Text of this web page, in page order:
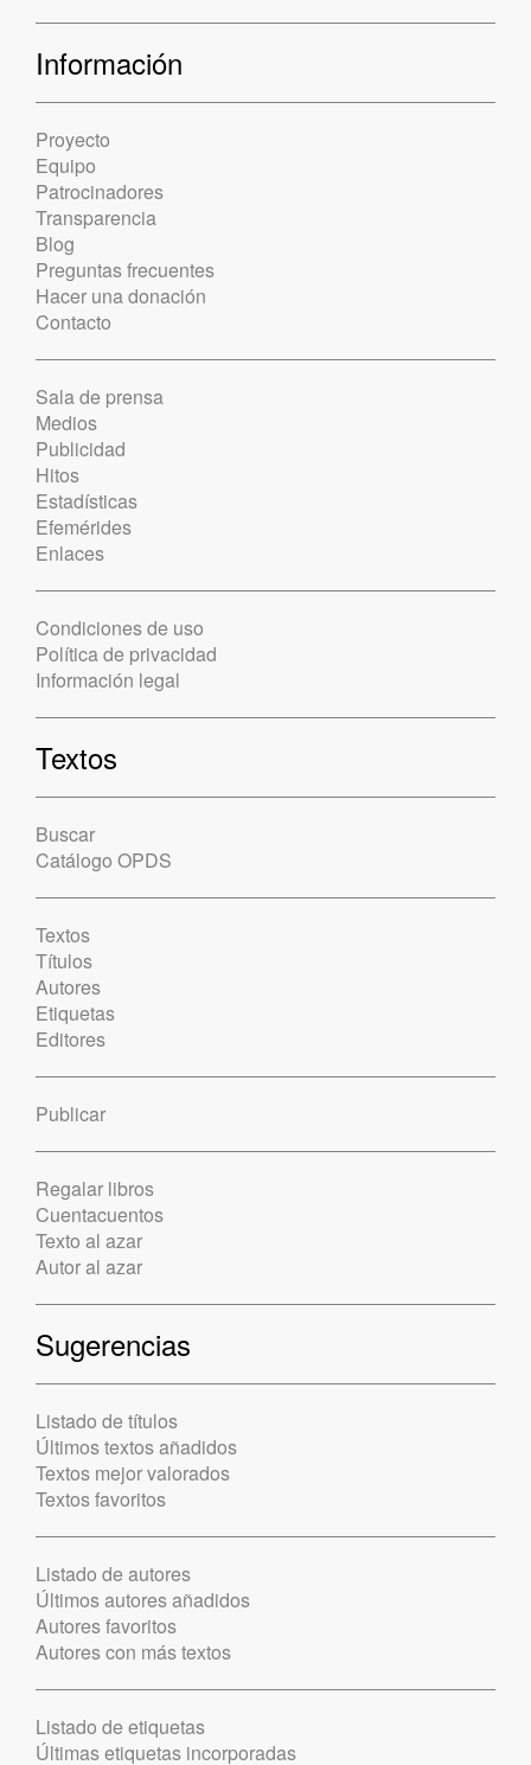
Información
Proyecto
Equipo
Patrocinadores
Transparencia
Blog
Preguntas frecuentes
Hacer una donación
Contacto
Sala de prensa
Medios
Publicidad
Hitos
Estadísticas
Efemérides
Enlaces
Condiciones de uso
Política de privacidad
Información legal
Textos
Buscar
Catálogo OPDS
Textos
Títulos
Autores
Etiquetas
Editores
Publicar
Regalar libros
Cuentacuentos
Texto al azar
Autor al azar
Sugerencias
Listado de títulos
Últimos textos añadidos
Textos mejor valorados
Textos favoritos
Listado de autores
Últimos autores añadidos
Autores favoritos
Autores con más textos
Listado de etiquetas
Últimas etiquetas incorporadas